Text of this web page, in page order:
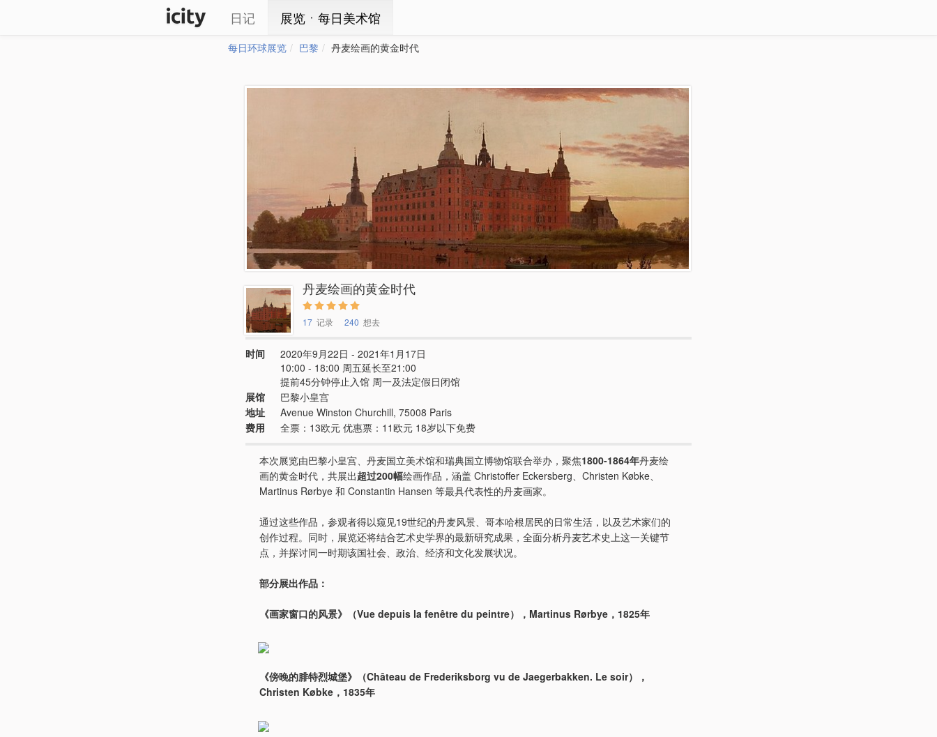
日记 展览ㆍ每日美术馆
每日环球展览 巴黎 丹麦绘画的黄金时代
丹麦绘画的黄金时代
17 记录 240 想去
时间
2020年9月22日 - 2021年1月17日
10:00 - 18:00 周五延长至21:00
提前45分钟停止入馆 周一及法定假日闭馆
展馆
巴黎小皇宫
地址
Avenue Winston Churchill, 75008 Paris
费用
全票：13欧元 优惠票：11欧元 18岁以下免费
本次展览由巴黎小皇宫、丹麦国立美术馆和瑞典国立博物馆联合举办，聚焦1800-1864年丹麦绘
画的黄金时代，共展出超过200幅绘画作品，涵盖 Christoffer Eckersberg、Christen Købke、
Martinus Rørbye 和 Constantin Hansen 等最具代表性的丹麦画家。
通过这些作品，参观者得以窥见19世纪的丹麦风景、哥本哈根居民的日常生活，以及艺术家们的
创作过程。同时，展览还将结合艺术史学界的最新研究成果，全面分析丹麦艺术史上这一关键节
点，并探讨同一时期该国社会、政治、经济和文化发展状况。
部分展出作品：
《画家窗口的风景》（Vue depuis la fenêtre du peintre），Martinus Rørbye，1825年
《傍晚的腓特烈城堡》（Château de Frederiksborg vu de Jaegerbakken. Le soir），
Christen Købke，1835年